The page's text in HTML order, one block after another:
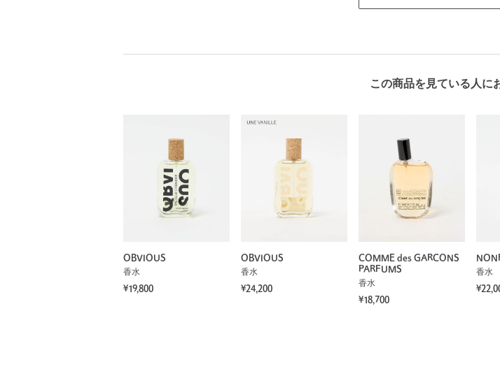
この商品を見ている人に
OBVIOUS
香水
¥19,800
OBVIOUS
香水
¥24,200
COMME des GARCONS
PARFUMS
香水
¥18,700
香水